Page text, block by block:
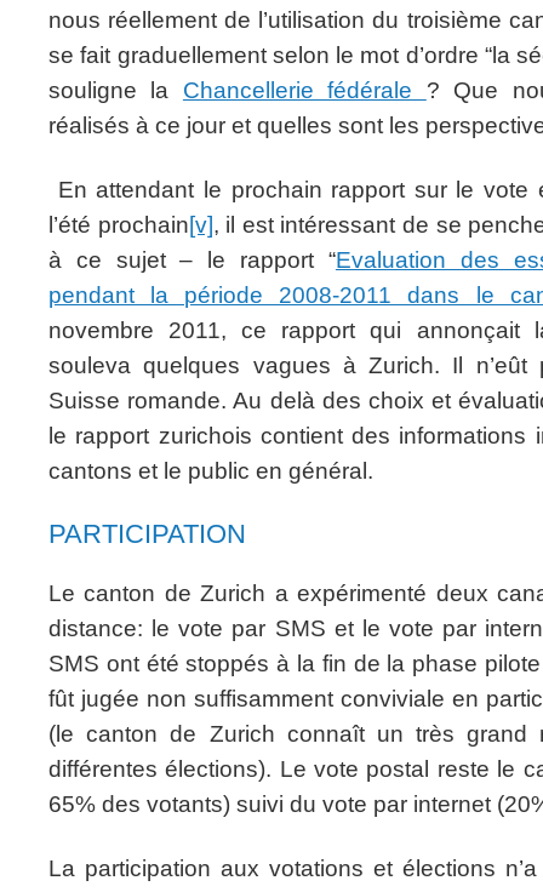
nous réellement de l’utilisation du troisième
se fait graduellement selon le mot d’ordre “la
souligne la Chancellerie fédérale ? Que
réalisés à ce jour et quelles sont les
En attendant le prochain rapport sur le vote
l’été prochain[v], il est intéressant de se
à ce sujet – le rapport “Evaluation des
pendant la période 2008-2011 dans le
novembre 2011, ce rapport qui annonçait
souleva quelques vagues à Zurich. Il n’eût
Suisse romande. Au delà des choix et
le rapport zurichois contient des informations
cantons et le public en général.
PARTICIPATION
Le canton de Zurich a expérimenté deux
distance: le vote par SMS et le vote par
SMS ont été stoppés à la fin de la phase
fût jugée non suffisamment conviviale en
(le canton de Zurich connaît un très grand
différentes élections). Le vote postal reste le
65% des votants) suivi du vote par internet
La participation aux votations et élections